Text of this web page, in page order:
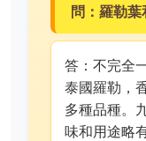
問：羅勒葉
答：不完全
泰國羅勒，
多種品種。
味和用途略